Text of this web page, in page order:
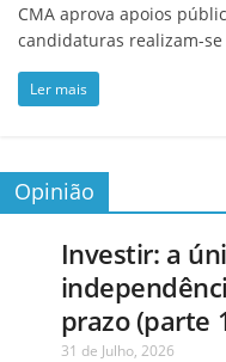
CMA aprova apoios
candidaturas realizam-se
Ler mais
Opinião
Investir: a
prazo (parte
31 de Julho, 2026